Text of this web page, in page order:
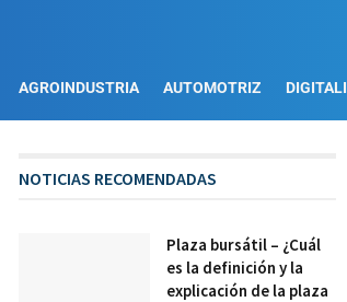
AGROINDUSTRIA AUTOMOTRIZ
NOTICIAS RECOMENDADAS
Plaza bursátil – ¿Cuál
es la definición y la
explicación de la plaza